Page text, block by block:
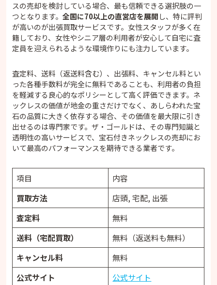
スの売却を検討している場合、最も信頼できる選択肢の一
つとなります。全国に70以上の直営店を展開し、特に評判
が高いのが出張買取サービスです。女性スタッフが多く在
籍しており、女性やシニア層の利用者が安心して自宅に査
定員を迎えられるような環境作りにも注力しています。
査定料、送料（返送料含む）、出張料、キャンセル料とい
った各種手数料が完全に無料であることも、利用者の負担
を軽減する良心的なポリシーとして高く評価できます。ネ
ックレスの価値が地金の重さだけでなく、あしらわれた宝
石の品質に大きく依存する場合、その価値を最大限に引き
出せるのは専門家です。ザ・ゴールドは、その専門知識と
透明性の高いサービスで、宝石付きネックレスの売却にお
いて最高のパフォーマンスを期待できる業者です。
項目
内容
買取方法
店頭, 宅配, 出張
査定料
無料
送料（宅配買取）
無料（返送料も無料）
キャンセル料
無料
公式サイト
公式サイト